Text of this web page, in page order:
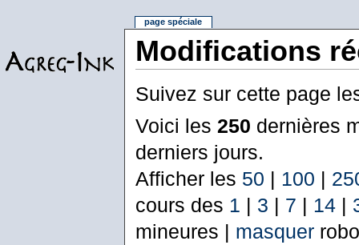
Modifications
Suivez sur cette page
Voici les 250 dernières
derniers jours.
Afficher les 50 | 100 |
cours des 1 | 3 | 7 | 14|
mineures | masquer
page spéciale